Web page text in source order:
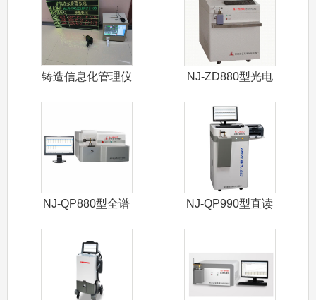
铸造信息化管理仪
NJ-ZD880型光电
NJ-QP880型全谱
NJ-QP990型直读